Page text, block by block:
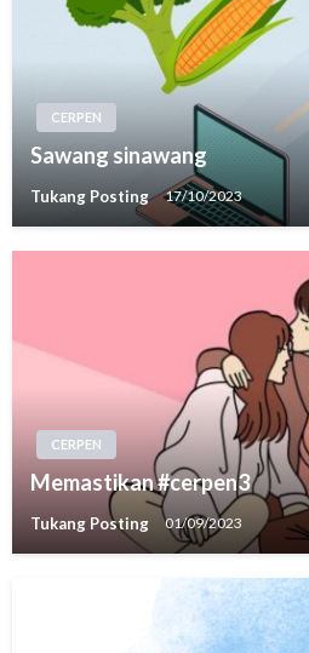
CERPEN
Sawang sinawang
Tukang Posting 17/10/2023
CERPEN
Memastikan #cerpen3
Tukang Posting 01/09/2023